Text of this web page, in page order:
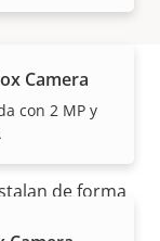
Camera
con 2 MP y
de forma